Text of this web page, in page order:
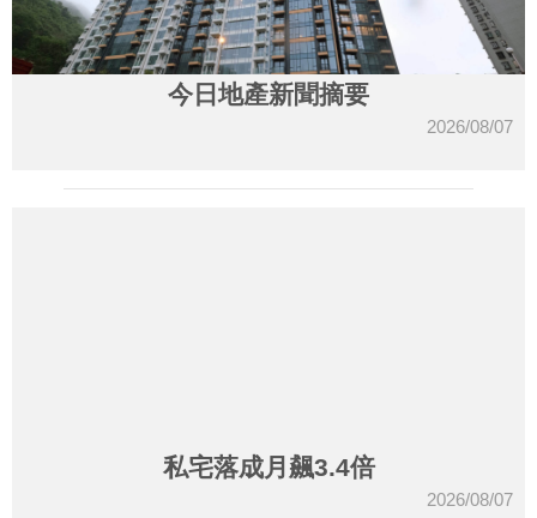
今日地產新聞摘要
2026/08/07
私宅落成月飆3.4倍
2026/08/07